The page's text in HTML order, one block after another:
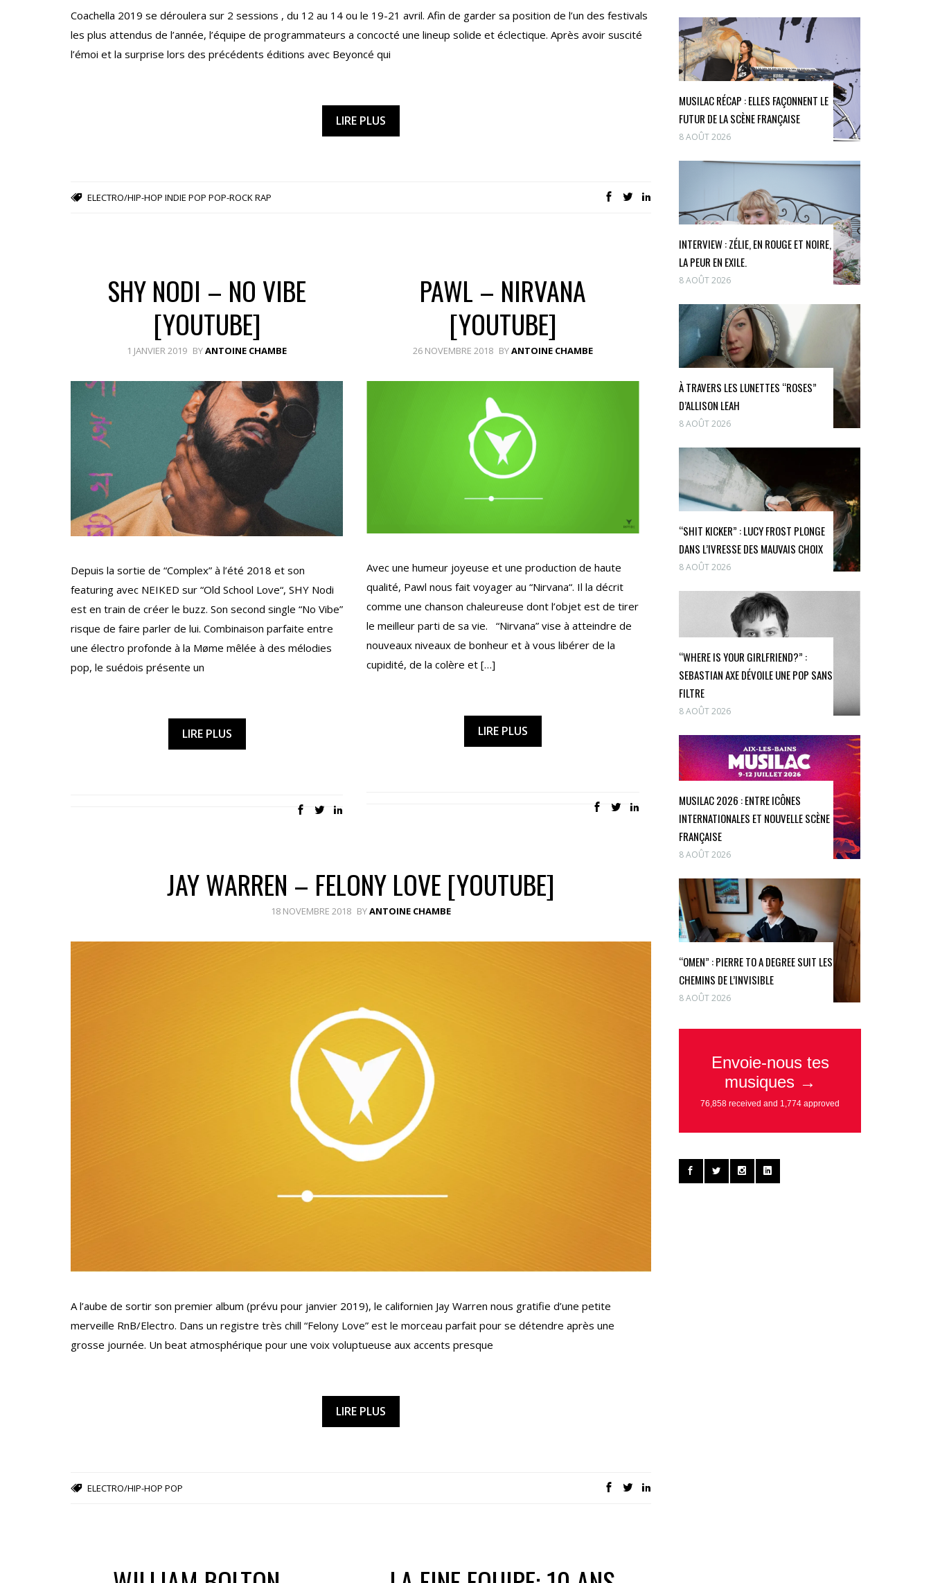
Coachella 2019 se déroulera sur 2 sessions , du 12 au 14 ou le 19-21 avril. Afin de garder sa position de l’un des festivals
les plus attendus de l’année, l’équipe de programmateurs a concocté une lineup solide et éclectique. Après avoir suscité
l’émoi et la surprise lors des précédents éditions avec Beyoncé qui
LIRE PLUS
ELECTRO/HIP-HOP INDIE POP POP-ROCKRAP
SHY NODI – NO VIBE
[YOUTUBE]
1 JANVIER 2019 BYANTOINE CHAMBE
Depuis la sortie de “Complex” à l’été 2018 et son
featuring avec NEIKED sur “Old School Love“, SHY Nodi
est en train de créer le buzz. Son second single “No Vibe”
risque de faire parler de lui. Combinaison parfaite entre
une électro profonde à la Møme mêlée à des mélodies
pop, le suédois présente un
LIRE PLUS
PAWL – NIRVANA
[YOUTUBE]
26 NOVEMBRE 2018 BYANTOINE CHAMBE
Avec une humeur joyeuse et une production de haute
qualité, Pawl nous fait voyager au “Nirvana“. Il la décrit
comme une chanson chaleureuse dont l’objet est de tirer
le meilleur parti de sa vie. “Nirvana” vise à atteindre de
nouveaux niveaux de bonheur et à vous libérer de la
cupidité, de la colère et […]
LIRE PLUS
JAY WARREN – FELONY LOVE [YOUTUBE]
18 NOVEMBRE 2018 BYANTOINE CHAMBE
A l’aube de sortir son premier album (prévu pour janvier 2019), le californien Jay Warren nous gratifie d’une petite
merveille RnB/Electro. Dans un registre très chill “Felony Love” est le morceau parfait pour se détendre après une
grosse journée. Un beat atmosphérique pour une voix voluptueuse aux accents presque
LIRE PLUS
ELECTRO/HIP-HOP POP
MUSILAC RÉCAP : ELLES FAÇONNENT LE
FUTUR DE LA SCÈNE FRANÇAISE
8 AOÛT 2026
INTERVIEW : ZÉLIE, EN ROUGE ET NOIRE,
LA PEUR EN EXILE.
8 AOÛT 2026
À TRAVERS LES LUNETTES “ROSES”
D’ALLISON LEAH
8 AOÛT 2026
“SHIT KICKER” : LUCY FROST PLONGE
DANS L’IVRESSE DES MAUVAIS CHOIX
8 AOÛT 2026
“WHERE IS YOUR GIRLFRIEND?” :
SEBASTIAN AXE DÉVOILE UNE POP SANS
FILTRE
8 AOÛT 2026
MUSILAC 2026 : ENTRE ICÔNES
INTERNATIONALES ET NOUVELLE SCÈNE
FRANÇAISE
8 AOÛT 2026
“OMEN” : PIERRE TO A DEGREE SUIT LES
CHEMINS DE L’INVISIBLE
8 AOÛT 2026